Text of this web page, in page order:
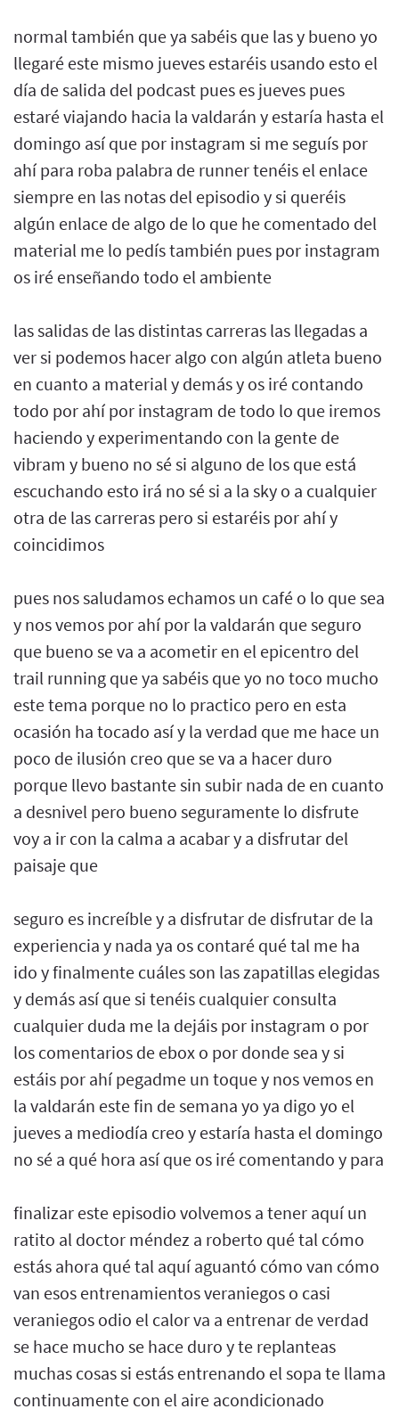
normal también que ya sabéis que las y bueno yo
llegaré este mismo jueves estaréis usando esto el
día de salida del podcast pues es jueves pues
estaré viajando hacia la valdarán y estaría hasta el
domingo así que por instagram si me seguís por
ahí para roba palabra de runner tenéis el enlace
siempre en las notas del episodio y si queréis
algún enlace de algo de lo que he comentado del
material me lo pedís también pues por instagram
os iré enseñando todo el ambiente
las salidas de las distintas carreras las llegadas a
ver si podemos hacer algo con algún atleta bueno
en cuanto a material y demás y os iré contando
todo por ahí por instagram de todo lo que iremos
haciendo y experimentando con la gente de
vibram y bueno no sé si alguno de los que está
escuchando esto irá no sé si a la sky o a cualquier
otra de las carreras pero si estaréis por ahí y
coincidimos
pues nos saludamos echamos un café o lo que sea
y nos vemos por ahí por la valdarán que seguro
que bueno se va a acometir en el epicentro del
trail running que ya sabéis que yo no toco mucho
este tema porque no lo practico pero en esta
ocasión ha tocado así y la verdad que me hace un
poco de ilusión creo que se va a hacer duro
porque llevo bastante sin subir nada de en cuanto
a desnivel pero bueno seguramente lo disfrute
voy a ir con la calma a acabar y a disfrutar del
paisaje que
seguro es increíble y a disfrutar de disfrutar de la
experiencia y nada ya os contaré qué tal me ha
ido y finalmente cuáles son las zapatillas elegidas
y demás así que si tenéis cualquier consulta
cualquier duda me la dejáis por instagram o por
los comentarios de ebox o por donde sea y si
estáis por ahí pegadme un toque y nos vemos en
la valdarán este fin de semana yo ya digo yo el
jueves a mediodía creo y estaría hasta el domingo
no sé a qué hora así que os iré comentando y para
finalizar este episodio volvemos a tener aquí un
ratito al doctor méndez a roberto qué tal cómo
estás ahora qué tal aquí aguantó cómo van cómo
van esos entrenamientos veraniegos o casi
veraniegos odio el calor va a entrenar de verdad
se hace mucho se hace duro y te replanteas
muchas cosas si estás entrenando el sopa te llama
continuamente con el aire acondicionado